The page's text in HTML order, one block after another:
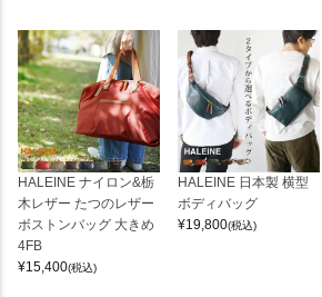
HALEINE ナイロン&栃
木レザー たつのレザー
ボストンバッグ 大きめ
4FB
¥15,400(税込)
HALEINE 日本製 横型
ボディバッグ
¥19,800(税込)